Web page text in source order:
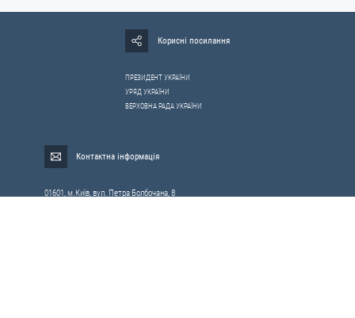
Корисні посилання
ПРЕЗИДЕНТ УКРАЇНИ
УРЯД УКРАЇНИ
ВЕРХОВНА РАДА УКРАЇНИ
Контактна інформація
01601, м.Київ, вул. Петра Болбочана, 8